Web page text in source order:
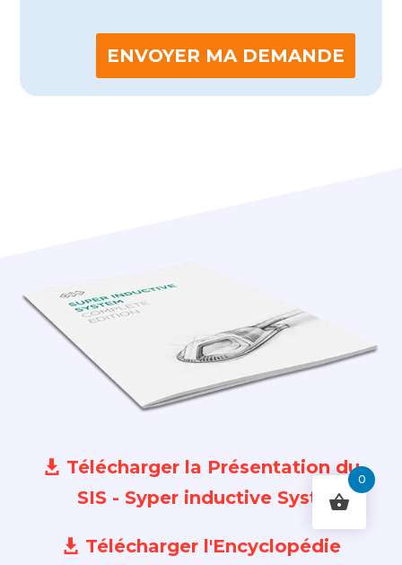
ENVOYER MA DEMANDE
Télécharger la Présentation du
SIS - Syper inductive System
Télécharger l'Encyclopédie
0